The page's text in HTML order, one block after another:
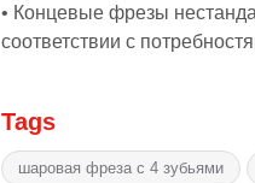
• Концевые фрезы
соответствии с
Tags
шаровая фреза с 4 зубьями